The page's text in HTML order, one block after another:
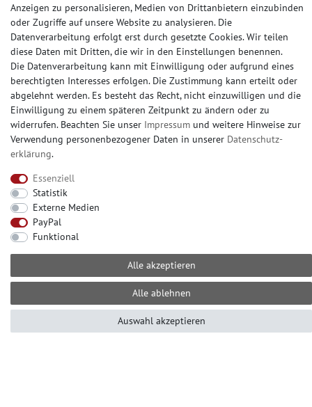
AUSSTELLUNG
Rund um die Uhr online bestellen oder vorab ein
Muster (Musterstück oder Musterbogen) kaufen.
Besuchen Sie unsere große Ausstellung, in Erkrath
bei Düsseldorf. Nahezu alle Produkte ab Lager
abholbereit.
Mo.-Fr.: 10.00-16.00 Uhr
E-mail: info@profhome-shop.de
Anzeigen zu personalisieren, Medien von Drittanbietern einzubinden
oder Zugriffe auf unsere Website zu analysieren. Die
Datenverarbeitung erfolgt erst durch gesetzte Cookies. Wir teilen
diese Daten mit Dritten, die wir in den Einstellungen benennen.
Die Datenverarbeitung kann mit Einwilligung oder aufgrund eines
berechtigten Interesses erfolgen. Die Zustimmung kann erteilt oder
abgelehnt werden. Es besteht das Recht, nicht einzuwilligen und die
Einwilligung zu einem späteren Zeitpunkt zu ändern oder zu
widerrufen. Beachten Sie unser Impressum und weitere Hinweise zur
Verwendung personenbezogener Daten in unserer Daten­schutz­
erklärung.
Essenziell
Statistik
Externe Medien
PayPal
Funktional
Alle akzeptieren
Alle ablehnen
Auswahl akzeptieren